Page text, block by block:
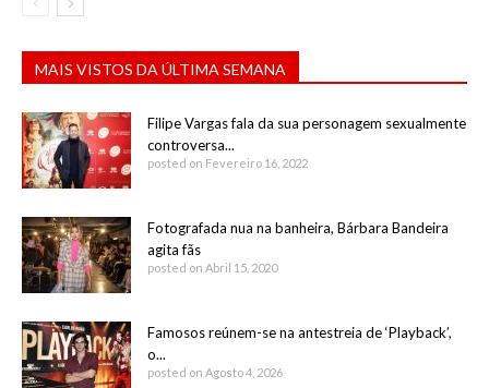
MAIS VISTOS DA ÚLTIMA SEMANA
Filipe Vargas fala da sua personagem sexualmente
controversa...
posted on Fevereiro 16, 2022
Fotografada nua na banheira, Bárbara Bandeira
agita fãs
posted on Abril 15, 2020
Famosos reúnem-se na antestreia de ‘Playback’,
o...
posted on Agosto 4, 2026